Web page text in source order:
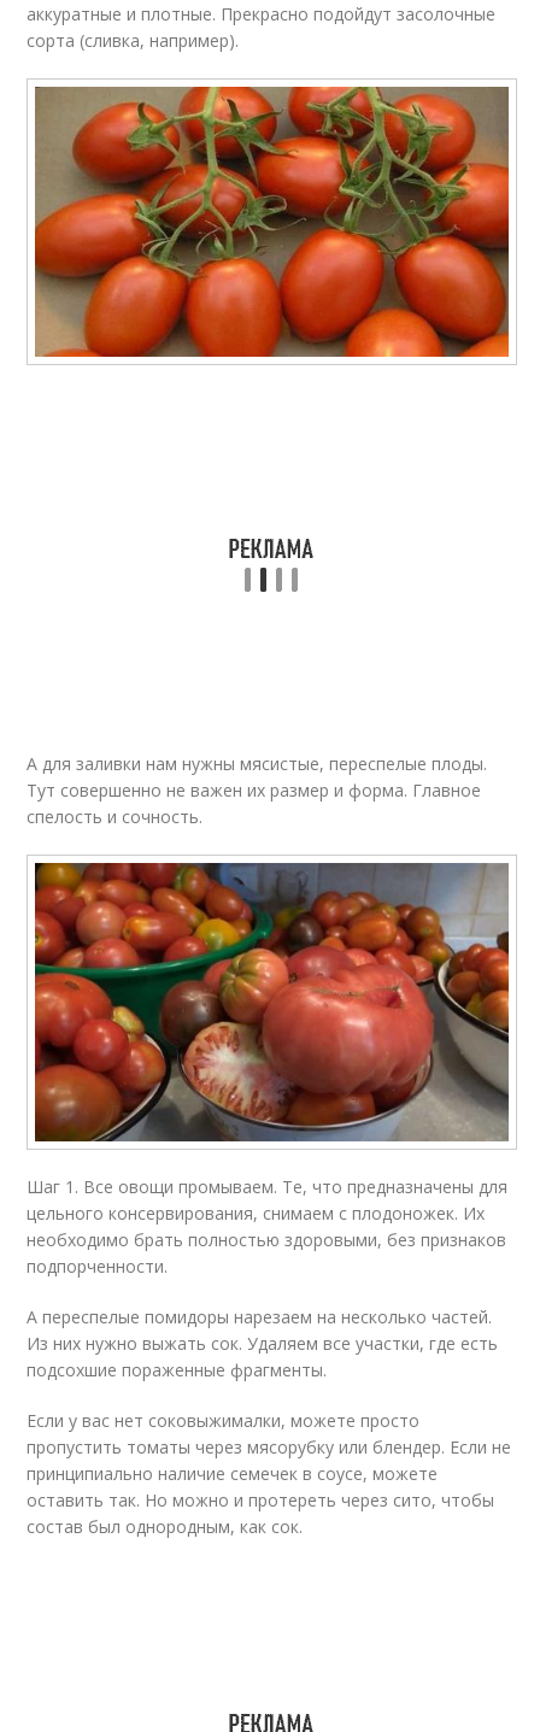
аккуратные и плотные. Прекрасно подойдут засолочные
сорта (сливка, например).
А для заливки нам нужны мясистые, переспелые плоды.
Тут совершенно не важен их размер и форма. Главное
спелость и сочность.
Шаг 1. Все овощи промываем. Те, что предназначены для
цельного консервирования, снимаем с плодоножек. Их
необходимо брать полностью здоровыми, без признаков
подпорченности.
А переспелые помидоры нарезаем на несколько частей.
Из них нужно выжать сок. Удаляем все участки, где есть
подсохшие пораженные фрагменты.
Если у вас нет соковыжималки, можете просто
пропустить томаты через мясорубку или блендер. Если не
принципиально наличие семечек в соусе, можете
оставить так. Но можно и протереть через сито, чтобы
состав был однородным, как сок.